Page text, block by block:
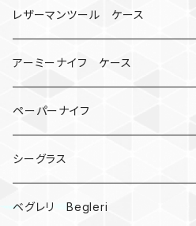
オニヤンマ
ビーズ
手裏剣
クロス十字架
ドリームキャッチャー
コインケース
紙
カードケース
レザーマンツール ケース
アーミーナイフ ケース
ペーパーナイフ
シーグラス
ベグレリ Begleri